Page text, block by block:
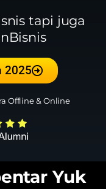
tapi juga
2025
Offline & Online
Yuk